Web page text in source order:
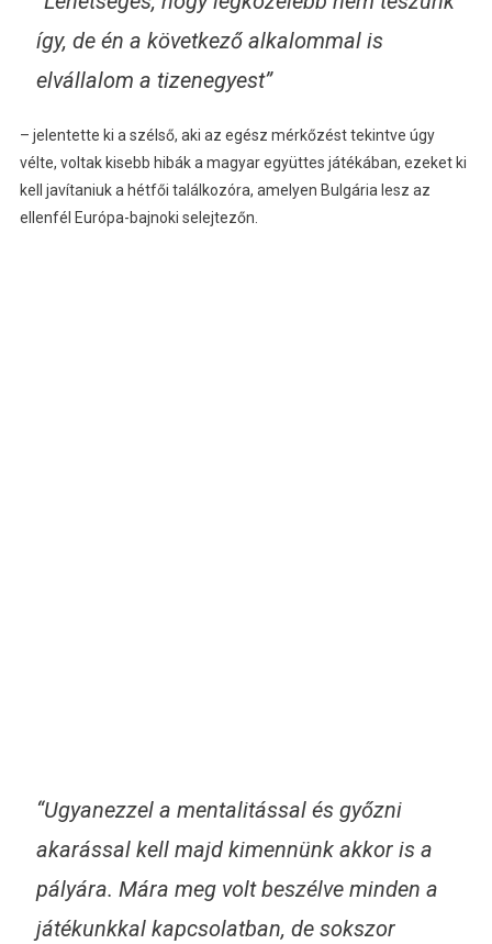
így, de én a következő alkalommal is
elvállalom a tizenegyest”
– jelentette ki a szélső, aki az egész mérkőzést tekintve úgy
vélte, voltak kisebb hibák a magyar együttes játékában, ezeket ki
kell javítaniuk a hétfői találkozóra, amelyen Bulgária lesz az
ellenfél Európa-bajnoki selejtezőn.
“Ugyanezzel a mentalitással és győzni
akarással kell majd kimennünk akkor is a
pályára. Mára meg volt beszélve minden a
játékunkkal kapcsolatban, de sokszor